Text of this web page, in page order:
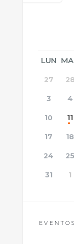
LUN
27 28
3 4
10 11
17 18
24 25
31 1